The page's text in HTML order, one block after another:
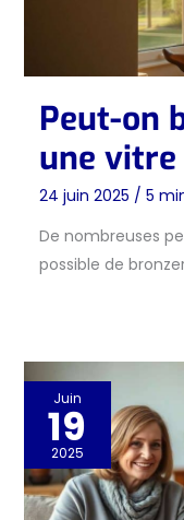
Peut-on
une vitre
24 juin 2025 / 5
De nombreuses
possible de
Juin
19
2025